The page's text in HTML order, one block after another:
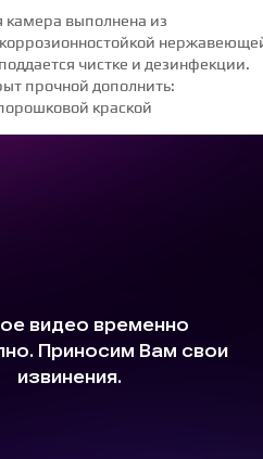
камера выполнена из
чистке и дезинфекции.
прочной дополнить:
краской